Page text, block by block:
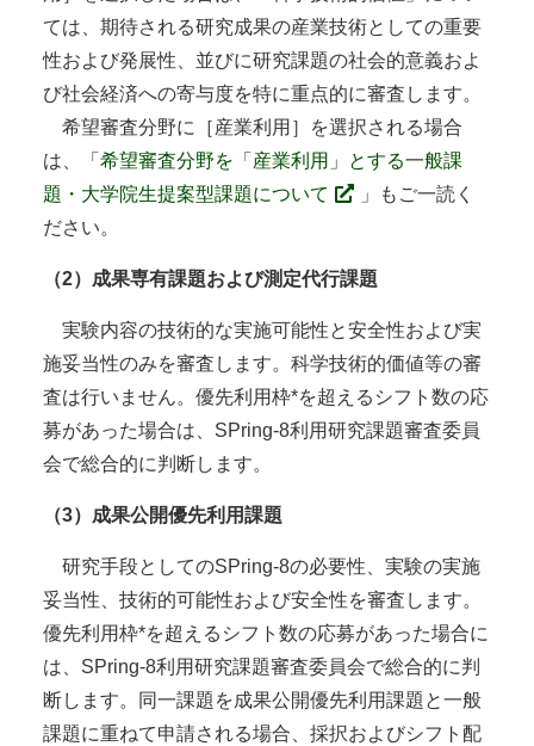
ては、期待される研究成果の産業技術としての重要
性および発展性、並びに研究課題の社会的意義およ
び社会経済への寄与度を特に重点的に審査します。
希望審査分野に［産業利用］を選択される場合
は、「 希望審査分野を「産業利用」とする一般課
題・大学院生提案型課題について
」もご一読く
ださい。
（2）成果専有課題および測定代行課題
実験内容の技術的な実施可能性と安全性および実
施妥当性のみを審査します。科学技術的価値等の審
査は行いません。優先利用枠*を超えるシフト数の応
募があった場合は、SPring-8利用研究課題審査委員
会で総合的に判断します。
（3）成果公開優先利用課題
研究手段としてのSPring-8の必要性、実験の実施
妥当性、技術的可能性および安全性を審査します。
優先利用枠*を超えるシフト数の応募があった場合に
は、SPring-8利用研究課題審査委員会で総合的に判
断します。同一課題を成果公開優先利用課題と一般
課題に重ねて申請される場合、採択およびシフト配